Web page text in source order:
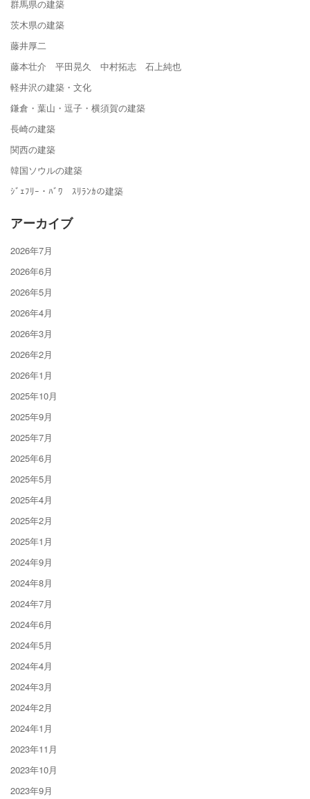
群馬県の建築
茨木県の建築
藤井厚二
藤本壮介 平田晃久 中村拓志 石上純也
軽井沢の建築・文化
鎌倉・葉山・逗子・横須賀の建築
長崎の建築
関西の建築
韓国ソウルの建築
ｼﾞｪﾌﾘｰ・ﾊﾞﾜ ｽﾘﾗﾝｶの建築
アーカイブ
2026年7月
2026年6月
2026年5月
2026年4月
2026年3月
2026年2月
2026年1月
2025年10月
2025年9月
2025年7月
2025年6月
2025年5月
2025年4月
2025年2月
2025年1月
2024年9月
2024年8月
2024年7月
2024年6月
2024年5月
2024年4月
2024年3月
2024年2月
2024年1月
2023年11月
2023年10月
2023年9月